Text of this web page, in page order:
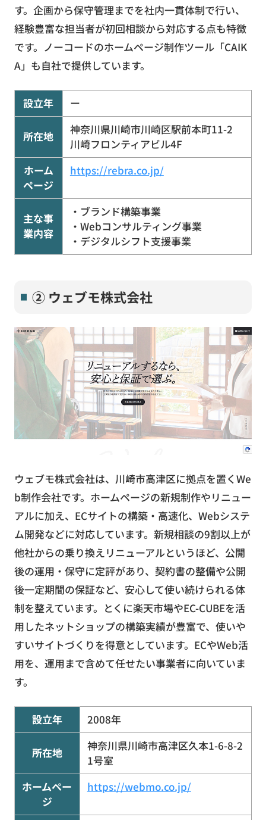
す。企画から保守管理までを社内一貫体制で行い、
経験豊富な担当者が初回相談から対応する点も特徴
です。ノーコードのホームページ制作ツール「CAIK
A」も自社で提供しています。
設立年 ー
所在地
神奈川県川崎市川崎区駅前本町11-2
川崎フロンティアビル4F
ホーム
ページ
https://rebra.co.jp/
主な事
業内容
・ブランド構築事業
・Webコンサルティング事業
・デジタルシフト支援事業
② ウェブモ株式会社
ウェブモ株式会社は、川崎市高津区に拠点を置くWe
b制作会社です。ホームページの新規制作やリニュー
アルに加え、ECサイトの構築・高速化、Webシステ
ム開発などに対応しています。新規相談の9割以上が
他社からの乗り換えリニューアルというほど、公開
後の運用・保守に定評があり、契約書の整備や公開
後一定期間の保証など、安心して使い続けられる体
制を整えています。とくに楽天市場やEC-CUBEを活
用したネットショップの構築実績が豊富で、使いや
すいサイトづくりを得意としています。ECやWeb活
用を、運用まで含めて任せたい事業者に向いていま
す。
設立年 2008年
所在地
神奈川県川崎市高津区久本1-6-8-2
1号室
ホームペー
ジ
https://webmo.co.jp/